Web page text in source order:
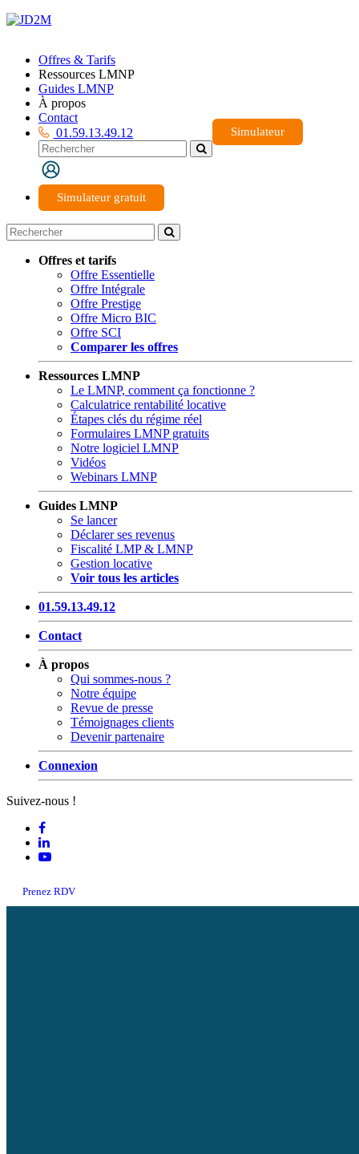
Offres & Tarifs
Ressources LMNP
Guides LMNP
À propos
Contact
01.59.13.49.12
Simulateur gratuit
Simulateur
Offres et tarifs
Offre Essentielle
Offre Intégrale
Offre Prestige
Offre Micro BIC
Offre SCI
Comparer les offres
Ressources LMNP
Le LMNP, comment ça fonctionne ?
Calculatrice rentabilité locative
Étapes clés du régime réel
Formulaires LMNP gratuits
Notre logiciel LMNP
Vidéos
Webinars LMNP
Guides LMNP
Se lancer
Déclarer ses revenus
Fiscalité LMP & LMNP
Gestion locative
Voir tous les articles
01.59.13.49.12
Contact
À propos
Qui sommes-nous ?
Notre équipe
Revue de presse
Témoignages clients
Devenir partenaire
Connexion
Suivez-nous !
Prenez RDV